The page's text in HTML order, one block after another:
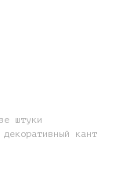
штуки
кант